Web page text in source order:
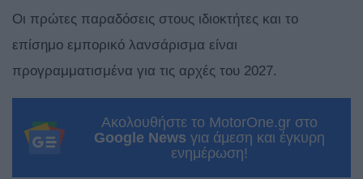
Οι πρώτες παραδόσεις στους ιδιοκτήτες και το
επίσημο εμπορικό λανσάρισμα είναι
προγραμματισμένα για τις αρχές του 2027.
Ακολουθήστε το MotorOne.gr στο
Google News για άμεση και έγκυρη
ενημέρωση!